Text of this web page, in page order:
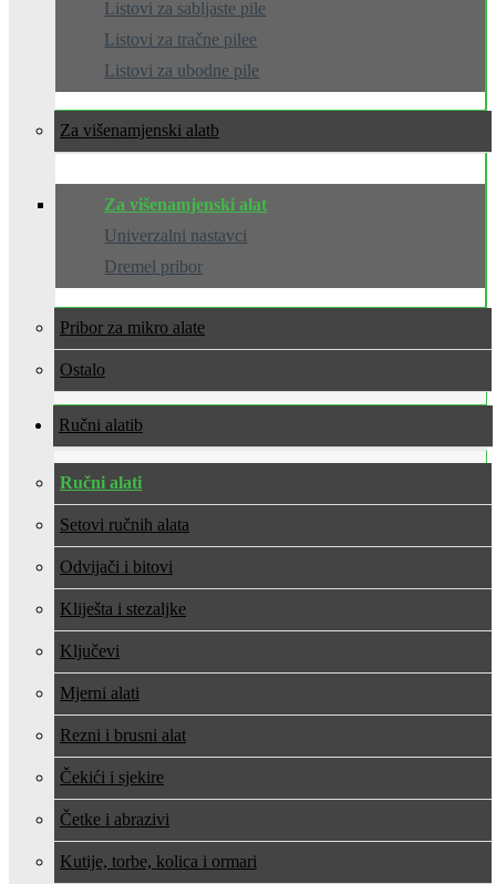
Listovi za sabljaste pile
Listovi za tračne pilee
Listovi za ubodne pile
Za višenamjenski alat
Za višenamjenski alat
Univerzalni nastavci
Dremel pribor
Pribor za mikro alate
Ostalo
Ručni alati
Ručni alati
Setovi ručnih alata
Odvijači i bitovi
Kliješta i stezaljke
Ključevi
Mjerni alati
Rezni i brusni alat
Čekići i sjekire
Četke i abrazivi
Kutije, torbe, kolica i ormari